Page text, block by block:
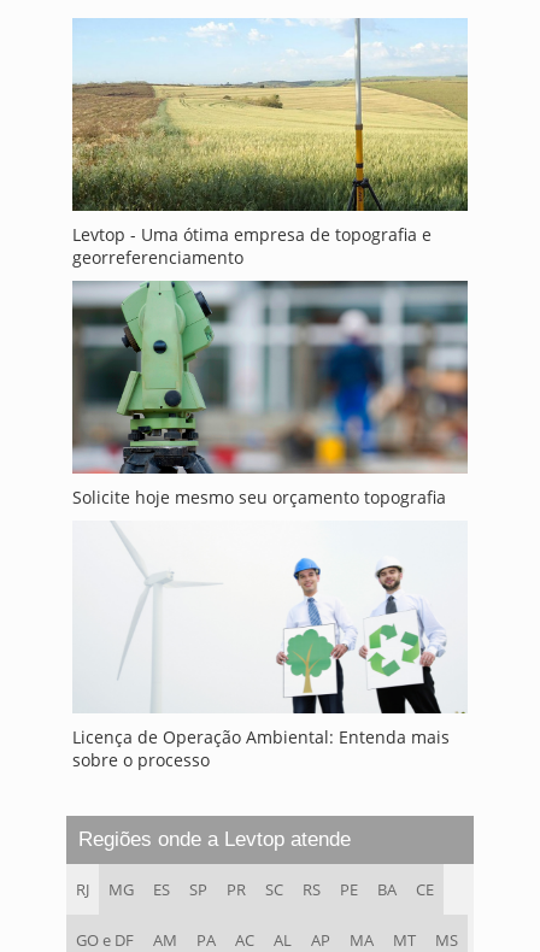
Levtop - Uma ótima empresa de topografia e
georreferenciamento
Solicite hoje mesmo seu orçamento topografia
Licença de Operação Ambiental: Entenda mais
sobre o processo
Regiões onde a Levtop atende
RJ MG ES SP PR SC RS PE BA CE
GO e DF AM PA AC AL AP MA MT MS